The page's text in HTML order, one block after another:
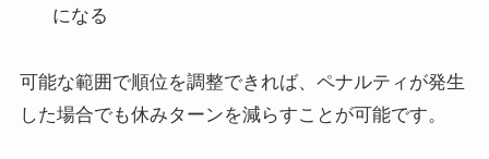
になる
可能な範囲で順位を調整できれば、ペナルティが発生
した場合でも休みターンを減らすことが可能です。